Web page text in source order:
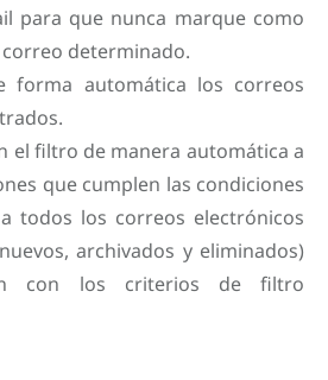
para que nunca marque como
determinado.
forma automática los correos
el filtro de manera automática a
que cumplen las condiciones
todos los correos electrónicos
archivados y eliminados)
con los criterios de filtro